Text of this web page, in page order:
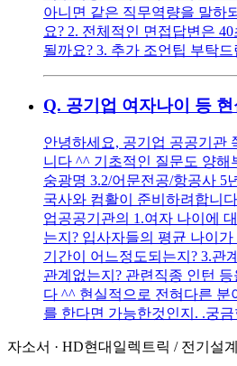
아니면 같은 직무역량을 말하
요? 2. 전체적인 면접답변은
될까요? 3. 추가 조언팁 부탁드
Q. 공기업 여자나이 등
안녕하세요, 공기업 공공기관
니다 ^^ 기초적인 질문도 양해
숭광명 3.2/어문전공/항공사 5
국사와 컴활이 준비하려합니
업공공기관의 1.여자 나이에
는지? 입사자들의 평균 나이가
기간이 어느정도되는지? 3.관
관계없는지? 관련직종 인턴
다 ^^ 현실적으로 전혀다른 분
를 한다면 가능한것인지. .궁
자소서 · HD현대일렉트릭 / 전기설계